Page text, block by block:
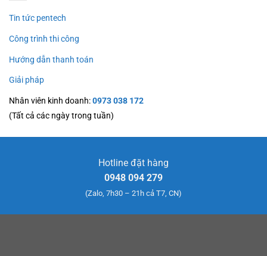
Tin tức pentech
Công trình thi công
Hướng dẫn thanh toán
Giải pháp
Nhân viên kinh doanh:0973 038 172
(Tất cả các ngày trong tuần)
Hotline đặt hàng
0948 094 279
(Zalo, 7h30 – 21h cả T7, CN)